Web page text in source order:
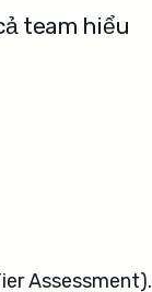
team hiểu
Assessment).